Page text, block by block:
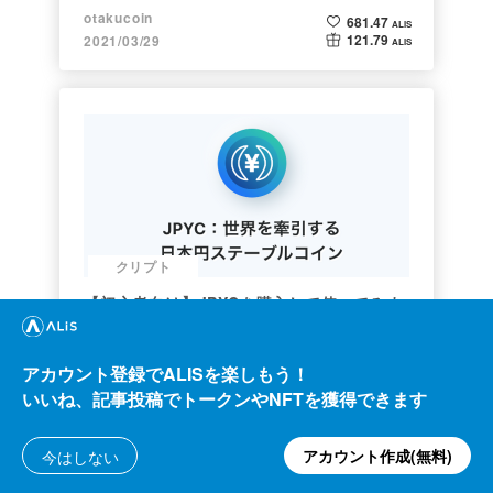
ト】
otakucoin
2021/03/29
681.47 ALIS
121.79 ALIS
クリプト
【初心者向け】JPYCを購入して使ってみま
暗号資産ジョシ校生 蟻巣
2021/06/30
アカウント登録でALISを楽しもう！
いいね、記事投稿でトークンやNFTを獲得できます
今はしない アカウント作成(無料)